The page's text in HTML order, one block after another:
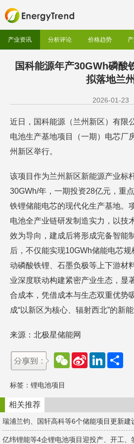
产业资讯 分析评论 价格趋势
国科能源年产30GWh磷酸
拟落地兰州
2026-01-23
近日，国科能源（兰州新区）有限
电池生产基地项目（一期）电芯厂
州新区举行。
该项目作为兰州新区新能源产业标
30GWh/年，一期投资28亿元，重
铁锂储能电芯的现代化生产基地。
电池全产业链研发制造实力，以技
效为导向，建成后将形成完备智能
后，不仅能实现10GWh储能电芯
动磷酸铁锂、石墨负极等上下游材
业深度联动构建紧密产业生态，显
合成本，凭借成本与生态双重优势
成“以新区为核心、辐射西北”的新
来源：北极星储能网
W
e
t
S
e
b
o
L
d
n
标签： 锂电池项目
相关推荐
瑞浦兰钧、国轩高科等6个储能项目更新建
亿纬锂能等4企锂电池项目迎投产、开工、